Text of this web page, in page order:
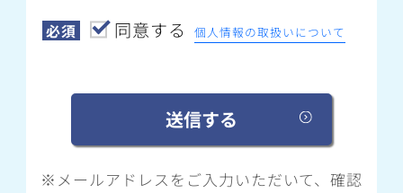
必須 同意する 個人情報の取扱いについて
※メールアドレスをご入力いただいて、確認